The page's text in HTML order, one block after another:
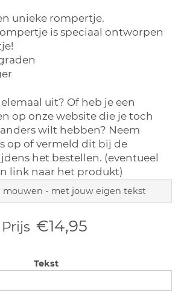
unieke rompertje.
is speciaal ontworpen
uit? Of heb je een
op onze website die je toch
wilt hebben? Neem
op of vermeld dit bij de
het bestellen. (eventueel
link naar het produkt)
mouwen - met jouw eigen tekst
Prijs €14,95
Tekst